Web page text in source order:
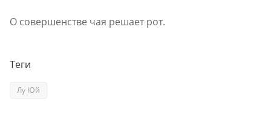
О совершенстве чая решает рот.
Теги
Лу Юй